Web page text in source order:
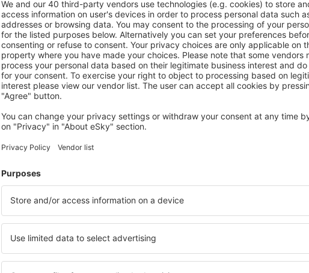
Viña del Mar, 14 augustus 2026, 2 nachten
VIÑA DEL MAR
€303
Bekijk meer aanbiedingen in Viña del Mar
Mar
Viña del Mar -